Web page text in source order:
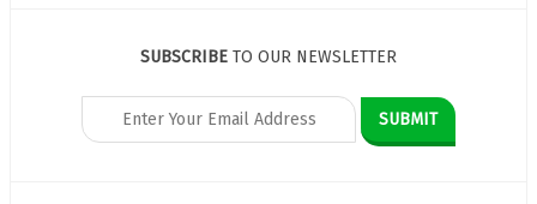
SUBSCRIBE TO OUR NEWSLETTER